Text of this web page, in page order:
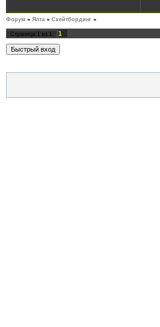
Форум » Ялта » Скейтбординг »
Страница 1 из 1 1